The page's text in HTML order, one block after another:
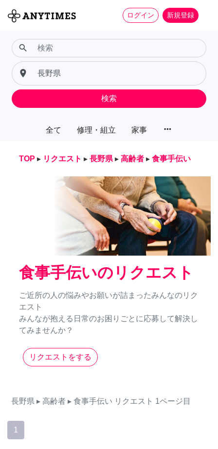
ログイン 新規登録
全て 修理・組立 家事 more_horiz
search
place
検索
TOP ▸ リクエスト ▸ 長野県 ▸ 高齢者 ▸ 食事手伝い
食事手伝いのリクエスト
ご近所の人の悩みやお願いが詰まったみんなのリク
エスト
みんなが抱える日常のお困りごとに応募して解決し
てみませんか？
リクエストをする
長野県 ▸ 高齢者 ▸ 食事手伝い リクエスト 1ページ目
1